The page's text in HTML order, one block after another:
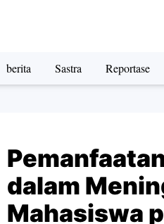
berita Sastra Reportase
dalam
Mahasiswa